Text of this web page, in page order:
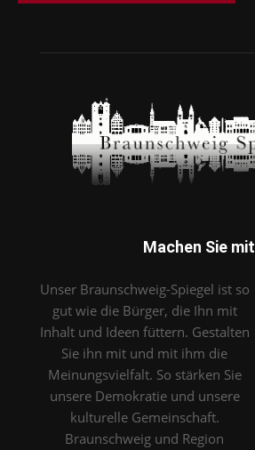
Machen Sie mit
Unser Braunschweig-Spiegel ist so
gut wie die Bürger, die Ihn mit
Inhalt und Ideen füttern. Gestalten
Sie ihn mit und mit ihm die
Meinungsvielfalt. So stärken Sie
unsere Demokratie und unsere
kulturelle Gemeinschaft.
Braunschweig und Region